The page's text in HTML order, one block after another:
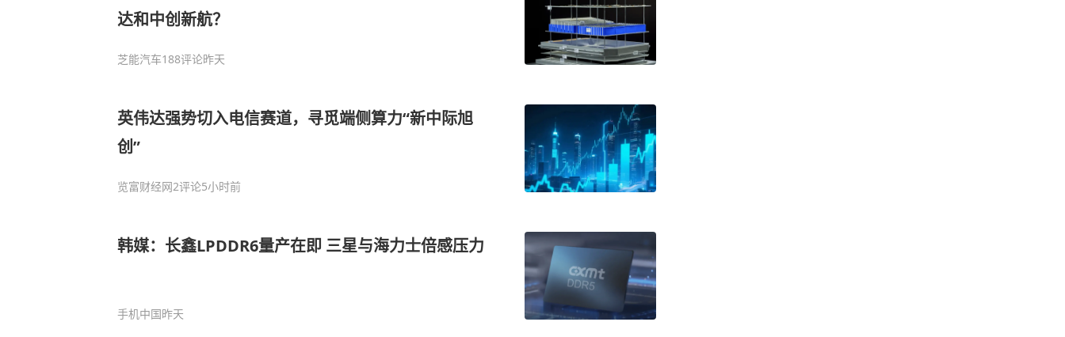
达和中创新航？
芝能汽车188评论昨天
英伟达强势切入电信赛道，寻觅端侧算力“新中际旭
创”
览富财经网2评论5小时前
韩媒：长鑫LPDDR6量产在即 三星与海力士倍感压力
手机中国昨天